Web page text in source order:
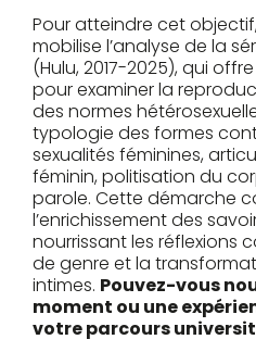
Pour atteindre cet
mobilise l’analyse de la
(Hulu, 2017-2025), qui
pour examiner la
des normes
typologie des formes
sexualités féminines,
féminin, politisation du
parole. Cette démarche
l’enrichissement des
nourrissant les réflexions
de genre et la
intimes. Pouvez-vous
moment ou une
votre parcours